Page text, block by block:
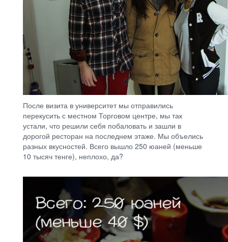
После визита в университет мы отправились
перекусить с местном Торговом центре, мы так
устали, что решили себя побаловать и зашли в
дорогой ресторан на последнем этаже. Мы объелись
разных вкусностей. Всего вышло 250 юаней (меньше
10 тысяч тенге), неплохо, да?